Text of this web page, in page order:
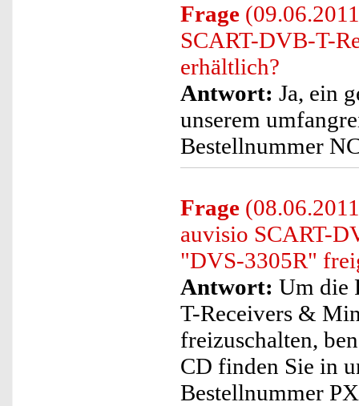
Frage
SCART-DVB-T-
erhältlich?
Antwort: Ja, ein
unserem
Bestellnummer
Frage
auvisio SCART-
"DVS-3305R"
Antwort: Um die
T-Receivers &
freizuschalten,
CD finden Sie in
Bestellnummer